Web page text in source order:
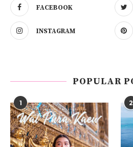
FACEBOOK
INSTAGRAM
POPULAR
1 2